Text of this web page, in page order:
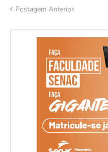
Postagem Anterior